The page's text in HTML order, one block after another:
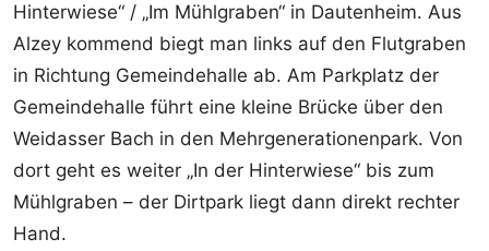
Hinterwiese“ / „Im Mühlgraben“ in Dautenheim. Aus
Alzey kommend biegt man links auf den Flutgraben
in Richtung Gemeindehalle ab. Am Parkplatz der
Gemeindehalle führt eine kleine Brücke über den
Weidasser Bach in den Mehrgenerationenpark. Von
dort geht es weiter „In der Hinterwiese“ bis zum
Mühlgraben – der Dirtpark liegt dann direkt rechter
Hand.